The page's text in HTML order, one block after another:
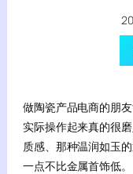
做陶瓷产品电商的朋
实际操作起来真的很
质感、那种温润如玉
一点不比金属首饰低。